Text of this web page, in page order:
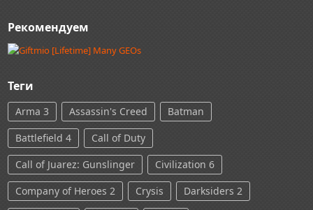
Рекомендуем
Теги
Arma 3 Assassin's Creed
Batman
Battlefield 4
Call of Duty
Call of Juarez: Gunslinger
Civilization 6
Company of Heroes 2
Crysis
Darksiders 2